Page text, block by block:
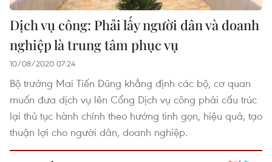
Dịch vụ công: Phải lấy người dân và doanh
nghiệp là trung tâm phục vụ
10/08/2020 07:24
Bộ trưởng Mai Tiến Dũng khẳng định các bộ, cơ quan
muốn đưa dịch vụ lên Cổng Dịch vụ công phải cấu trúc
lại thủ tục hành chính theo hướng tinh gọn, hiệu quả, tạo
thuận lợi cho người dân, doanh nghiệp.